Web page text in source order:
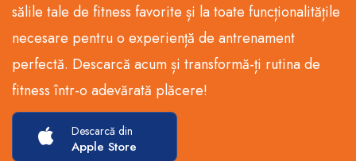
sălile tale de fitness favorite și la toate funcționalitățile
necesare pentru o experiență de antrenament
perfectă. Descarcă acum și transformă-ți rutina de
fitness într-o adevărată plăcere!
Descarcă din
Apple Store